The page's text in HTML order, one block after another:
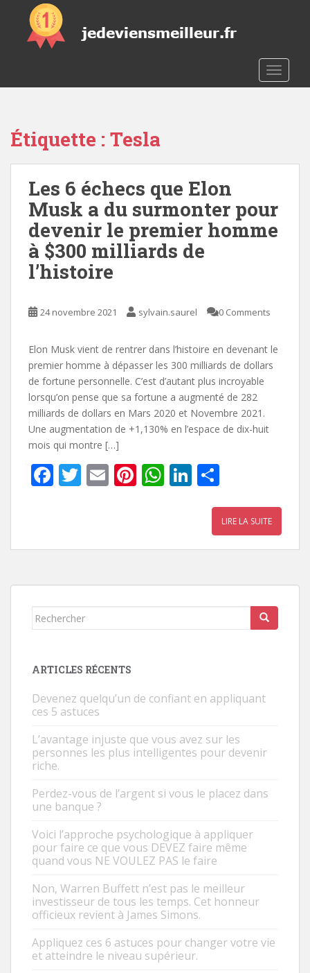
o
Étiquette : Tesla
Les 6 échecs que Elon
Musk a du surmonter pour
devenir le premier homme
à $300 milliards de
l’histoire
24 novembre 2021 sylvain.saurel 0 Comments
Elon Musk vient de rentrer dans l’histoire en devenant le
premier homme à dépasser les 300 milliards de dollars
de fortune personnelle. C’est d’autant plus incroyable
lorsqu’on pense que sa fortune a augmenté de 282
milliards de dollars en Mars 2020 et Novembre 2021.
Une augmentation de +1,130% en l’espace de dix-huit
mois qui montre […]
F
b
o
T
er
E
l
Pi
e
W
s
p
Li
e
n
ta
g
LIRE LA SUITE
Rechercher...
ARTICLES RÉCENTS
Devenez quelqu’un de confiant en appliquant
ces 5 astuces
L’avantage injuste que vous avez sur les
personnes les plus intelligentes pour devenir
riche.
Perdez-vous de l’argent si vous le placez dans
une banque ?
Voici l’approche psychologique à appliquer
pour faire ce que vous DEVEZ faire même
quand vous NE VOULEZ PAS le faire
Non, Warren Buffett n’est pas le meilleur
investisseur de tous les temps. Cet honneur
officieux revient à James Simons.
Appliquez ces 6 astuces pour changer votre vie
et atteindre le niveau supérieur.